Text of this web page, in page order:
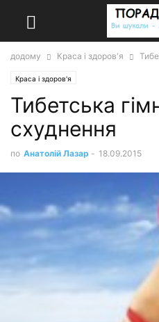
додому Краса і здоров'я
Краса і здоров'я
Тибетська
схуднення
по Анатолій Лазар - 18.09.2015